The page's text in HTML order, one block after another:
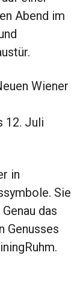
Abend im
Wiener
12. Juli
in
Sie
das
Genusses